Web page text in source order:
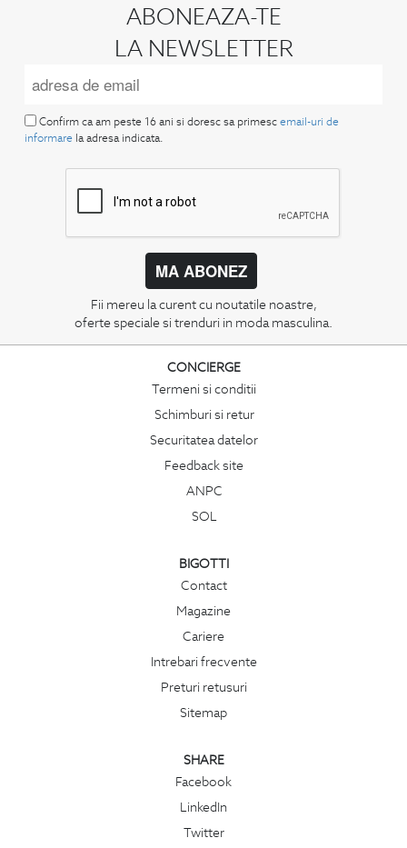
ABONEAZA-TE
LA NEWSLETTER
Confirm ca am peste 16 ani si doresc sa primesc email-uri de
informare la adresa indicata.
MA ABONEZ
Fii mereu la curent cu noutatile noastre,
oferte speciale si trenduri in moda masculina.
CONCIERGE
Termeni si conditii
Schimburi si retur
Securitatea datelor
Feedback site
ANPC
SOL
BIGOTTI
Contact
Magazine
Cariere
Intrebari frecvente
Preturi retusuri
Sitemap
SHARE
Facebook
LinkedIn
Twitter